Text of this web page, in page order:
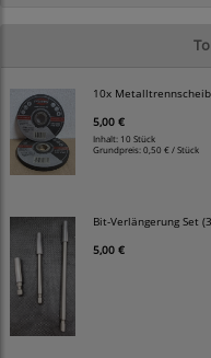
10x
5,00 €
Inhalt: 10 Stück
Grundpreis:0,50 € / Stück
Bit-Verlängerung Set
5,00 €